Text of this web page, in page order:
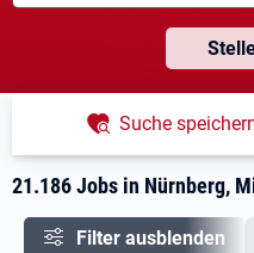
21.186 Jobs in Nürnberg,
Suche
Filter ausblenden